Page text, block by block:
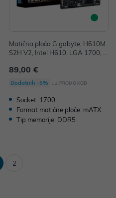
Matična ploča Gigabyte, H610M
S2H V2, Intel H610, LGA 1700, m
89,00 €
Dodatnih -5% uz PROMO KOD
Socket: 1700
Format matične ploče: mATX
Tip memorije: DDR5
2